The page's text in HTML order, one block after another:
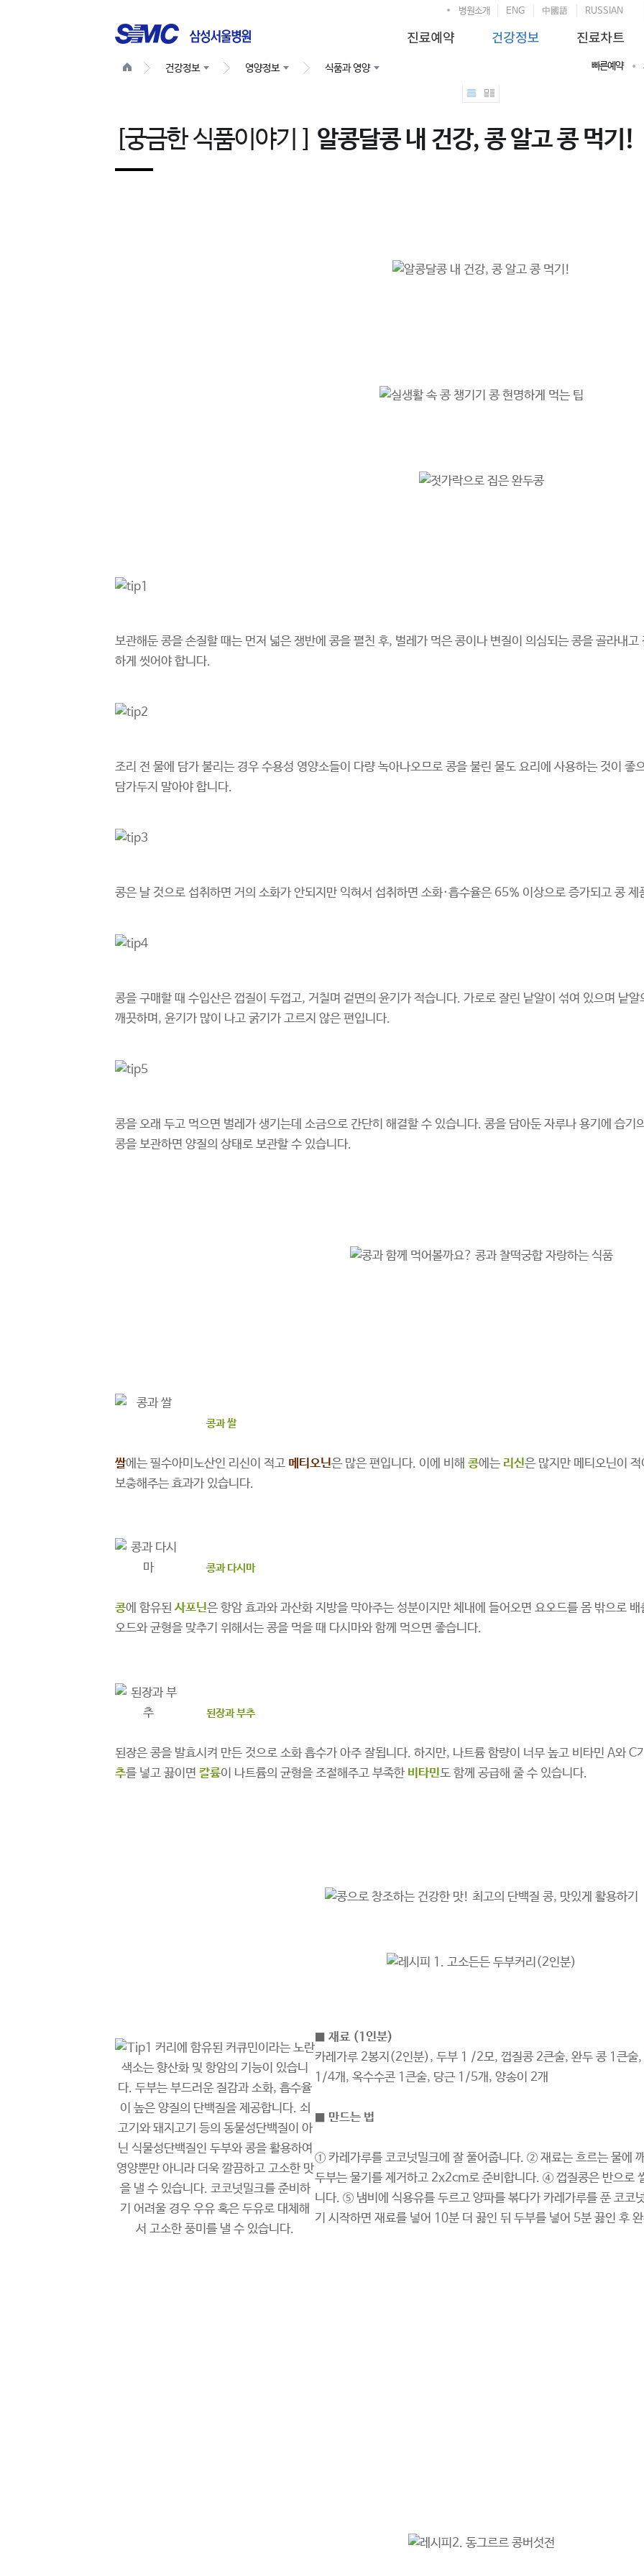
병원소개 ENG 中國語 RUSSIAN
건강정보 영양정보 식품과 영양 빠른예약
[궁금한 식품이야기 ] 알콩달콩 내 건강, 콩 알고 콩 먹기!
보관해둔 콩을 손질할 때는 먼저 넓은 쟁반에 콩을 펼친 후, 벌레가 먹은 콩이나 변질이 의심되는 콩을 골라내
하게 씻어야 합니다.
조리 전 물에 담가 불리는 경우 수용성 영양소들이 다량 녹아나오므로 콩을 불린 물도 요리에 사용하는 것이 좋
담가두지 말아야 합니다.
콩은 날 것으로 섭취하면 거의 소화가 안되지만 익혀서 섭취하면 소화·흡수율은 65% 이상으로 증가되고 콩
콩을 구매할 때 수입산은 껍질이 두껍고, 거칠며 겉면의 윤기가 적습니다. 가로로 잘린 낱알이 섞여 있으며 낱
깨끗하며, 윤기가 많이 나고 굵기가 고르지 않은 편입니다.
콩을 오래 두고 먹으면 벌레가 생기는데 소금으로 간단히 해결할 수 있습니다. 콩을 담아둔 자루나 용기에 습기
콩을 보관하면 양질의 상태로 보관할 수 있습니다.
콩과 쌀
쌀에는 필수아미노산인 리신이 적고 메티오닌은 많은 편입니다. 이에 비해 콩에는 리신은 많지만 메티오닌이
보충해주는 효과가 있습니다.
콩과 다시마
콩에 함유된 사포닌은 항암 효과와 과산화 지방을 막아주는 성분이지만 체내에 들어오면 요오드를 몸 밖으로
오드와 균형을 맞추기 위해서는 콩을 먹을 때 다시마와 함께 먹으면 좋습니다.
된장과 부추
된장은 콩을 발효시켜 만든 것으로 소화 흡수가 아주 잘됩니다. 하지만, 나트륨 함량이 너무 높고 비타민 A와 C
추를 넣고 끓이면 칼륨이 나트륨의 균형을 조절해주고 부족한 비타민도 함께 공급해 줄 수 있습니다.
■ 재료 (1인분)
카레가루 2봉지(2인분), 두부 1 /2모, 껍질콩 2큰술, 완두 콩 1큰
1/4개, 옥수수콘 1큰술, 당근 1/5개, 양송이 2개
■ 만드는 법
① 카레가루를 코코넛밀크에 잘 풀어줍니다. ② 재료는 흐르는 물에
두부는 물기를 제거하고 2x2cm로 준비합니다. ④ 껍질콩은 반으로
니다. ⑤ 냄비에 식용유를 두르고 양파를 볶다가 카레가루를 푼 코
기 시작하면 재료를 넣어 10분 더 끓인 뒤 두부를 넣어 5분 끓인 후